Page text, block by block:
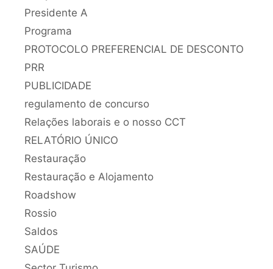
Presidente A
Programa
PROTOCOLO PREFERENCIAL DE DESCONTO
PRR
PUBLICIDADE
regulamento de concurso
Relações laborais e o nosso CCT
RELATÓRIO ÚNICO
Restauração
Restauração e Alojamento
Roadshow
Rossio
Saldos
SAÚDE